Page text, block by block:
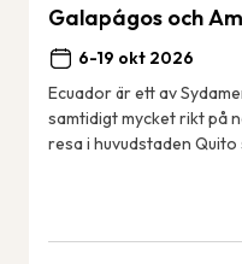
Galapágos och
6-19 okt 2026
Ecuador är ett av
samtidigt mycket rikt på
resa i huvudstaden